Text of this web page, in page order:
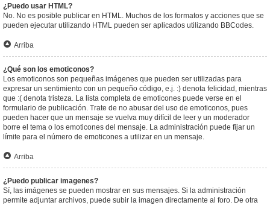
¿Puedo usar HTML?
No. No es posible publicar en HTML. Muchos de los formatos y acciones que se
pueden ejecutar utilizando HTML pueden ser aplicados utilizando BBCodes.
Arriba
¿Qué son los emoticonos?
Los emoticonos son pequeñas imágenes que pueden ser utilizadas para
expresar un sentimiento con un pequeño código, e.j. :) denota felicidad, mientras
que :( denota tristeza. La lista completa de emoticones puede verse en el
formulario de publicación. Trate de no abusar del uso de emoticonos, pues
pueden hacer que un mensaje se vuelva muy difícil de leer y un moderador
borre el tema o los emoticones del mensaje. La administración puede fijar un
límite para el número de emoticones a utilizar en un mensaje.
Arriba
¿Puedo publicar imagenes?
Sí, las imágenes se pueden mostrar en sus mensajes. Si la administración
permite adjuntar archivos, puede subir la imagen directamente al foro. De otra